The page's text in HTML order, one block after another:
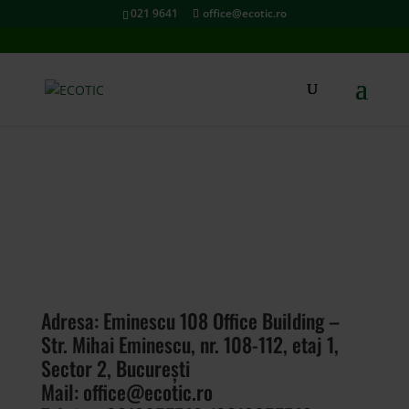
021 9641 office@ecotic.ro
Adresa: Eminescu 108 Office Building –
Str. Mihai Eminescu, nr. 108-112, etaj 1,
Sector 2, București
Mail: office@ecotic.ro